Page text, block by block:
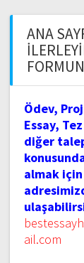
ANA
Ödev,
Essay,
diğer
almak
ail.com